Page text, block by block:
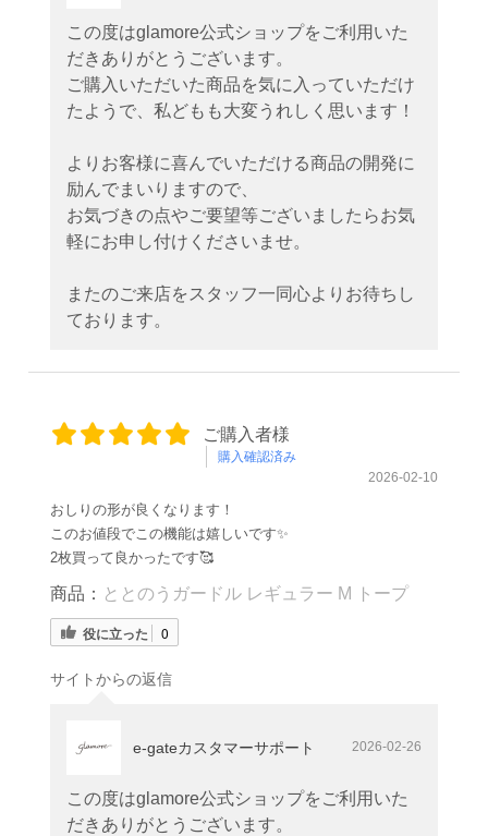
この度はglamore公式ショップをご利用いた
だきありがとうございます。
ご購入いただいた商品を気に入っていただけ
たようで、私どもも大変うれしく思います！
よりお客様に喜んでいただける商品の開発に
励んでまいりますので、
お気づきの点やご要望等ございましたらお気
軽にお申し付けくださいませ。
またのご来店をスタッフ一同心よりお待ちし
ております。
ご購入者様
購入確認済み
2026-02-10
おしりの形が良くなります！
このお値段でこの機能は嬉しいです✨
2枚買って良かったです🥰
商品： ととのうガードル レギュラー M トープ
役に立った 0
サイトからの返信
e-gateカスタマーサポート 2026-02-26
この度はglamore公式ショップをご利用いた
だきありがとうございます。